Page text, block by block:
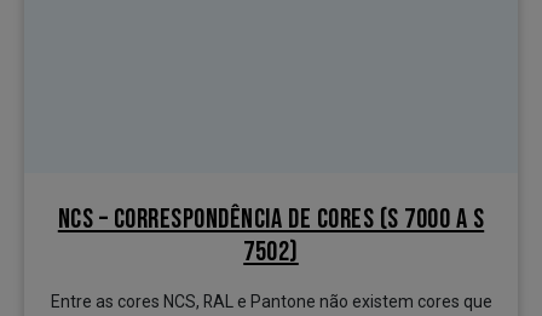
NCS – CORRESPONDÊNCIA DE CORES (S 7000 A S
7502)
Entre as cores NCS, RAL e Pantone não existem cores que